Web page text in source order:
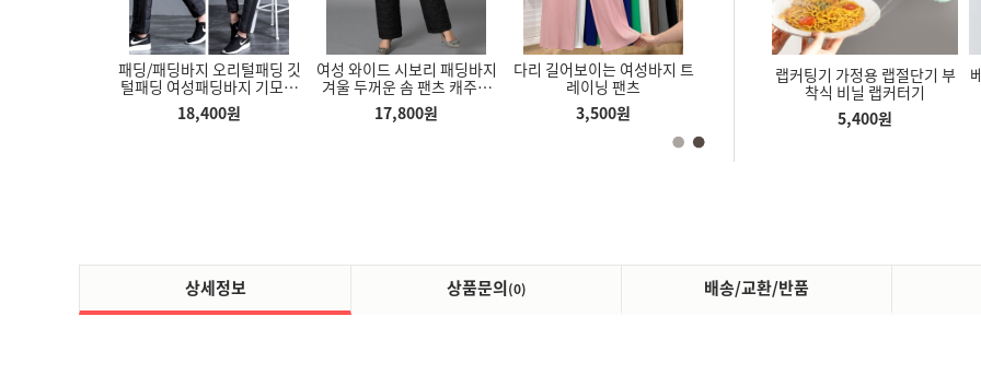
패딩/패딩바지 오리털패딩 깃
털패딩 여성패딩바지 기모바
지
18,400원
여성 와이드 시보리 패딩바지
겨울 두꺼운 솜 팬츠 캐주얼
다운 코튼 바지
17,800원
다리 길어보이는 여성바지 트
레이닝 팬츠
3,500원
여성 기모 와이트 팬츠 편안하
고 따뜻한 기모 바지 다리가
길어보이는 바지
여성 줄음
판바지
카멜 모니터암 CA1 싱글 모니
터거치대
수평기 삼각 거치대 높이조절
합금 수평삼각대
2층 파라솔 특대형 2단 캠핑
비치 그늘막 낚시 각도조절 파
랩커팅기 가정용 랩절단기 부
착식 비닐 랩커터기
5,400원
상세정보 상품문의(0) 배송/교환/반품